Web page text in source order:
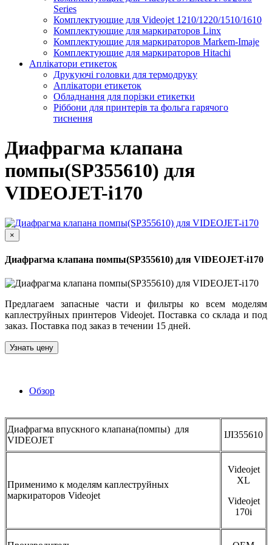
Series
Комплектующие для Videojet 1210/1220/1510/1610
Комплектующие для маркираторов Linx
Комплектующие для маркираторов Markem-Imaje
Комплектующие для маркираторов Hitachi
Аплікатори етикеток
Друкуючі головки для термодруку
Аплікатори етикеток
Обладнання для порізки етикетки
Ріббони для принтерів та фольга гарячого
тиснення
Диафрагма клапана
помпы(SP355610) для
VIDEOJET-i170
×
Диафрагма клапана помпы(SP355610) для VIDEOJET-i170
Предлагаем запасные части и фильтры ко всем моделям
каплеструйных принтеров Videojet. Поставка со склада и под
заказ. Поставка под заказ в течении 15 дней.
Узнать цену
Обзор
Диафрагма впускного клапана(помпы) для
VIDEOJET
IJI355610
Применимо к моделям каплеструйных
маркираторов Videojet
Videojet
XL
Videojet
170i